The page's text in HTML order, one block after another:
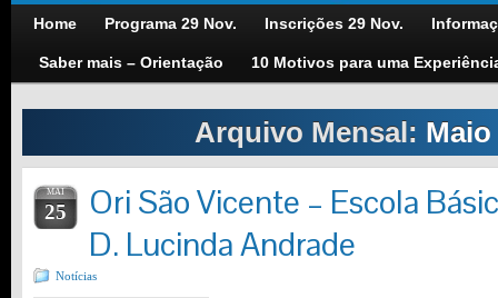
Home Programa 29 Nov. Inscrições 29 Nov.
Saber mais – Orientação 10 Motivos para uma
Arquivo Mensal: Maio
MAI
25
Ori São Vicente – Escola
D. Lucinda Andrade
Notícias